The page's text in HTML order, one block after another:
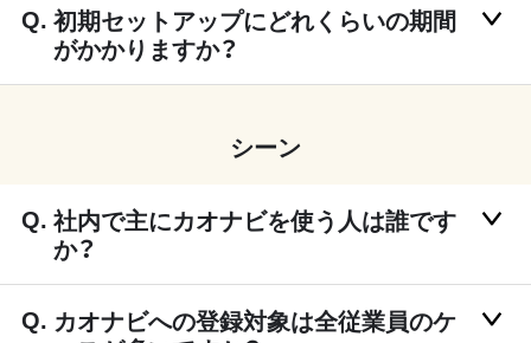
初期セットアップにどれくらいの期間
がかかりますか？
シーン
社内で主にカオナビを使う人は誰です
か？
カオナビへの登録対象は全従業員のケ